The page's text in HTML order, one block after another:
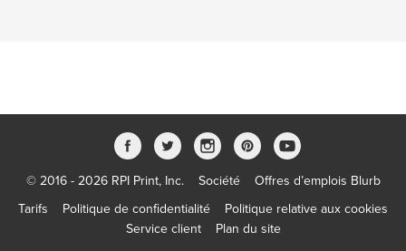
© 2016 - 2026 RPI Print, Inc. Société
Offres d’emplois Blurb
Tarifs
Politique de confidentialité
Politique relative aux cookies
Service client
Plan du site